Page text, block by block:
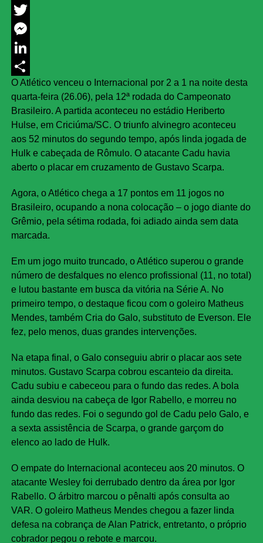
Facebook
Twitter
Messenger
LinkedIn
Share
O Atlético venceu o Internacional por 2 a 1 na noite desta
quarta-feira (26.06), pela 12ª rodada do Campeonato
Brasileiro. A partida aconteceu no estádio Heriberto
Hulse, em Criciúma/SC. O triunfo alvinegro aconteceu
aos 52 minutos do segundo tempo, após linda jogada de
Hulk e cabeçada de Rômulo. O atacante Cadu havia
aberto o placar em cruzamento de Gustavo Scarpa.
Agora, o Atlético chega a 17 pontos em 11 jogos no
Brasileiro, ocupando a nona colocação – o jogo diante do
Grêmio, pela sétima rodada, foi adiado ainda sem data
marcada.
Em um jogo muito truncado, o Atlético superou o grande
número de desfalques no elenco profissional (11, no total)
e lutou bastante em busca da vitória na Série A. No
primeiro tempo, o destaque ficou com o goleiro Matheus
Mendes, também Cria do Galo, substituto de Everson. Ele
fez, pelo menos, duas grandes intervenções.
Na etapa final, o Galo conseguiu abrir o placar aos sete
minutos. Gustavo Scarpa cobrou escanteio da direita.
Cadu subiu e cabeceou para o fundo das redes. A bola
ainda desviou na cabeça de Igor Rabello, e morreu no
fundo das redes. Foi o segundo gol de Cadu pelo Galo, e
a sexta assistência de Scarpa, o grande garçom do
elenco ao lado de Hulk.
O empate do Internacional aconteceu aos 20 minutos. O
atacante Wesley foi derrubado dentro da área por Igor
Rabello. O árbitro marcou o pênalti após consulta ao
VAR. O goleiro Matheus Mendes chegou a fazer linda
defesa na cobrança de Alan Patrick, entretanto, o próprio
cobrador pegou o rebote e marcou.